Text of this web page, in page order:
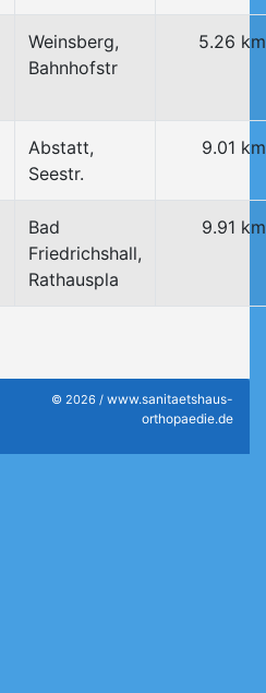
Weinsberg,
Bahnhofstr
5.26 km
Abstatt,
Seestr.
9.01 km
Bad
Friedrichshall,
Rathauspla
9.91 km
© 2026 / www.sanitaetshaus-
orthopaedie.de